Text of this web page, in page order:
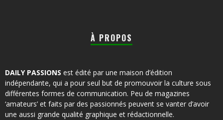
À PROPOS
DAILY PASSIONS est édité par une maison d’édition
indépendante, qui a pour seul but de promouvoir la culture sous
différentes formes de communication. Peu de magazines
‘amateurs’ et faits par des passionnés peuvent se vanter d’avoir
une aussi grande qualité graphique et rédactionnelle.